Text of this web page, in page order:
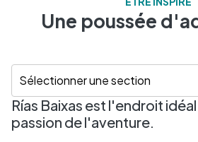
Une poussée
Rías Baixas est l'endroit
passion de l'aventure.